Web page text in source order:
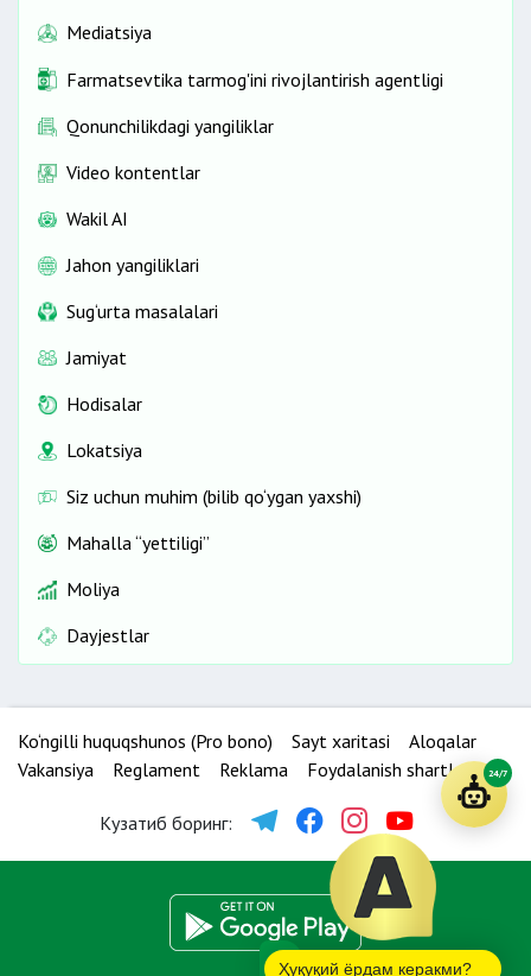
Mediatsiya
Farmatsevtika tarmog'ini rivojlantirish agentligi
Qonunchilikdagi yangiliklar
Video kontentlar
Wakil AI
Jahon yangiliklari
Sug‘urta masalalari
Jamiyat
Hodisalar
Lokatsiya
Siz uchun muhim (bilib qo‘ygan yaxshi)
Mahalla “yettiligi”
Moliya
Dayjestlar
Ko‘ngilli huquqshunos (Pro bono) Sayt xaritasi
Aloqalar
Vakansiya
Reglament Reklama Foydalanish shartlari
Кузатиб боринг:
Ҳуқуқий ёрдам керакми?
24/7